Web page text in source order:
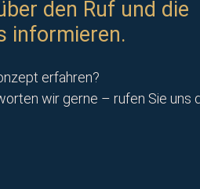
den Ruf und die
informieren.
erfahren?
wir gerne – rufen Sie uns